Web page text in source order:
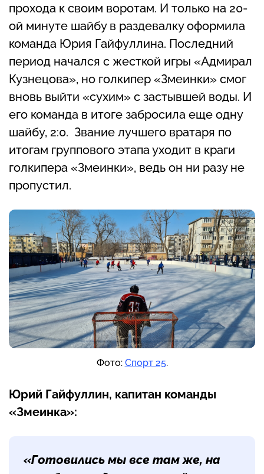
прохода к своим воротам. И только на 20-
ой минуте шайбу в раздевалку оформила
команда Юрия Гайфуллина. Последний
период начался с жесткой игры «Адмирал
Кузнецова», но голкипер «Змеинки» смог
вновь выйти «сухим» с застывшей воды. И
его команда в итоге забросила еще одну
шайбу, 2:0. Звание лучшего вратаря по
итогам группового этапа уходит в краги
голкипера «Змеинки», ведь он ни разу не
пропустил.
Фото: Спорт 25.
Юрий Гайфуллин, капитан команды
«Змеинка»:
«Готовились мы все там же, на